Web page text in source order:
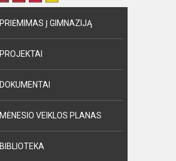
PRIĖMIMAS Į GIMNAZIJĄ
PROJEKTAI
DOKUMENTAI
MĖNESIO VEIKLOS PLANAS
BIBLIOTEKA